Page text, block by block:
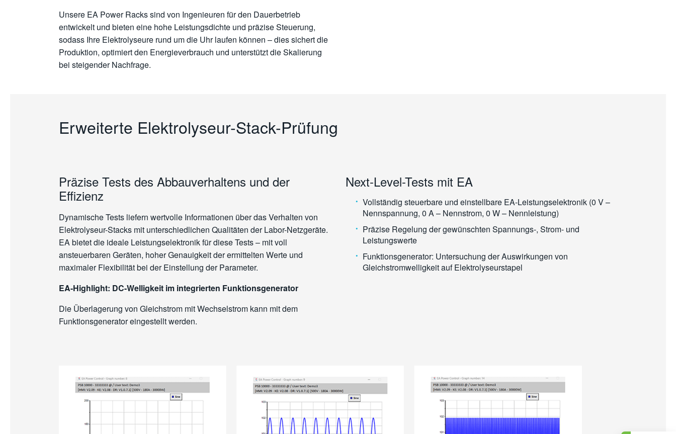
Unsere EA Power Racks sind von Ingenieuren für den Dauerbetrieb
entwickelt und bieten eine hohe Leistungsdichte und präzise Steuerung,
sodass Ihre Elektrolyseure rund um die Uhr laufen können – dies sichert die
Produktion, optimiert den Energieverbrauch und unterstützt die Skalierung
bei steigender Nachfrage.
Erweiterte Elektrolyseur-Stack-Prüfung
Präzise Tests des Abbauverhaltens und der
Effizienz
Dynamische Tests liefern wertvolle Informationen über das Verhalten von
Elektrolyseur-Stacks mit unterschiedlichen Qualitäten der Labor-Netzgeräte.
EA bietet die ideale Leistungselektronik für diese Tests – mit voll
ansteuerbaren Geräten, hoher Genauigkeit der ermittelten Werte und
maximaler Flexibilität bei der Einstellung der Parameter.
EA-Highlight: DC-Welligkeit im integrierten Funktionsgenerator
Die Überlagerung von Gleichstrom mit Wechselstrom kann mit dem
Funktionsgenerator eingestellt werden.
Next-Level-Tests mit EA
Vollständig steuerbare und einstellbare EA-Leistungselektronik (0 V –
Nennspannung, 0 A – Nennstrom, 0 W – Nennleistung)
Präzise Regelung der gewünschten Spannungs-, Strom- und
Leistungswerte
Funktionsgenerator: Untersuchung der Auswirkungen von
Gleichstromwelligkeit auf Elektrolyseurstapel